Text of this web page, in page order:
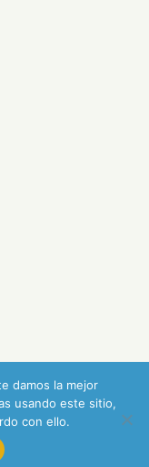
damos la mejor
usando este sitio,
con ello.